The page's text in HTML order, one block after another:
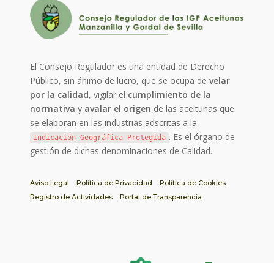
El Consejo Regulador es una entidad de Derecho
Público, sin ánimo de lucro, que se ocupa develar
por la calidad, vigilar el cumplimiento de la
normativa y avalar el origen de las aceitunas que
se elaboran en las industrias adscritas a la
Indicación Geográfica Protegida . Es el órgano de
gestión de dichas denominaciones de Calidad.
Aviso Legal Política de Privacidad
Política de Cookies
Registro de Actividades
Portal de Transparencia